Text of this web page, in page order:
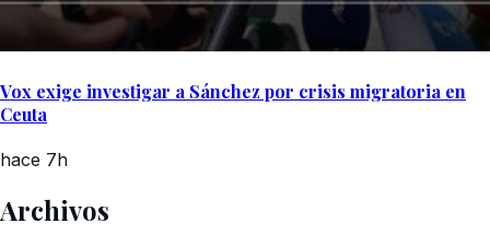
Vox exige investigar a Sánchez por crisis migratoria en
Ceuta
hace 7h
Archivos